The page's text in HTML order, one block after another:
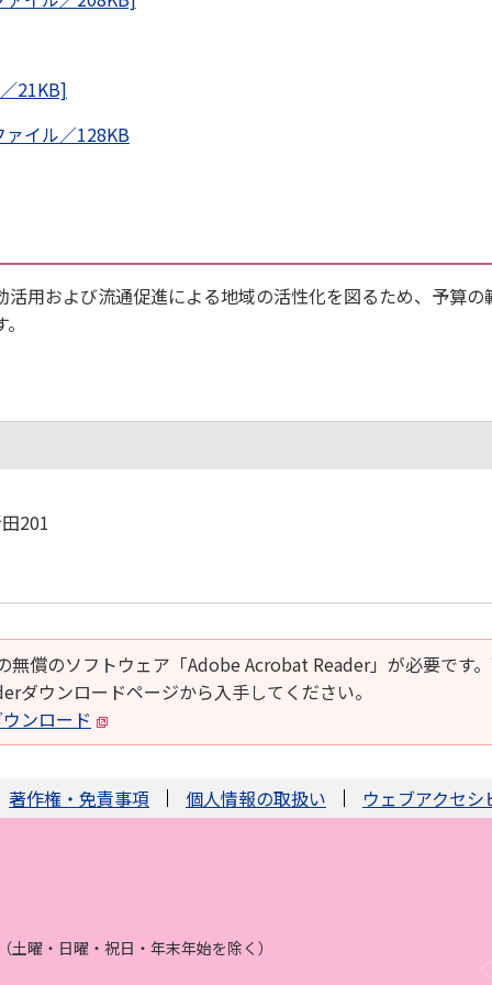
21KB]
イル／128KB
用および流通促進による地域の活性化を図るため、予算の
201
無償のソフトウェア「Adobe Acrobat Reader」が必要です
ダウンロードページから入手してください。
ンロード
著作権・免責事項 個人情報の取扱い ウェブアクセシ
曜・日曜・祝日・年末年始を除く）